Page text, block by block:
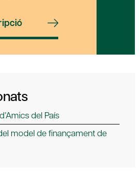
del País
model de finançament de